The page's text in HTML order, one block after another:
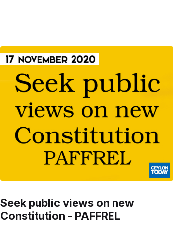
Seek public views on new
Constitution - PAFFREL